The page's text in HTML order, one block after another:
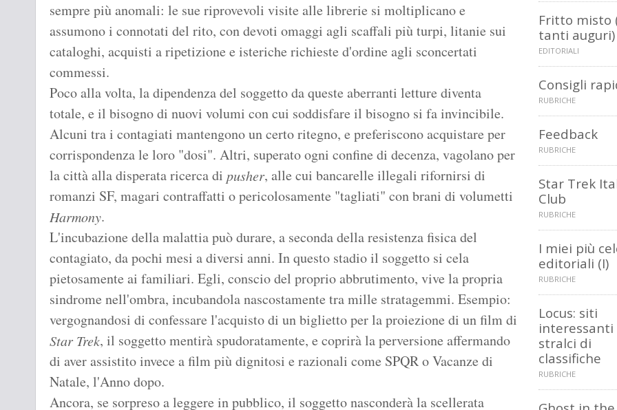
sempre più anomali: le sue riprovevoli visite alle librerie si moltiplicano e
assumono i connotati del rito, con devoti omaggi agli scaffali più turpi, litanie sui
cataloghi, acquisti a ripetizione e isteriche richieste d'ordine agli sconcertati
commessi.
Poco alla volta, la dipendenza del soggetto da queste aberranti letture diventa
totale, e il bisogno di nuovi volumi con cui soddisfare il bisogno si fa invincibile.
Alcuni tra i contagiati mantengono un certo ritegno, e preferiscono acquistare per
corrispondenza le loro "dosi". Altri, superato ogni confine di decenza, vagolano per
la città alla disperata ricerca di pusher, alle cui bancarelle illegali rifornirsi di
romanzi SF, magari contraffatti o pericolosamente "tagliati" con brani di volumetti
Harmony.
L'incubazione della malattia può durare, a seconda della resistenza fisica del
contagiato, da pochi mesi a diversi anni. In questo stadio il soggetto si cela
pietosamente ai familiari. Egli, conscio del proprio abbrutimento, vive la propria
sindrome nell'ombra, incubandola nascostamente tra mille stratagemmi. Esempio:
vergognandosi di confessare l'acquisto di un biglietto per la proiezione di un film di
Star Trek, il soggetto mentirà spudoratamente, e coprirà la perversione affermando
di aver assistito invece a film più dignitosi e razionali come SPQR o Vacanze di
Natale, l'Anno dopo.
Ancora, se sorpreso a leggere in pubblico, il soggetto nasconderà la scellerata
Fritto misto
tanti auguri)
EDITORIALI
Consigli
RUBRICHE
Feedback
RUBRICHE
Star Trek
Club
RUBRICHE
I miei più
editoriali (I)
RUBRICHE
Locus: siti
interessanti
stralci di
classifiche
RUBRICHE